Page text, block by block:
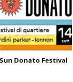
Donato Festival